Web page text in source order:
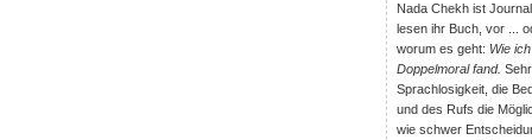
Nada Chekh ist
lesen ihr Buch, vor ...
worum es geht: Wie
Doppelmoral fand.
Sprachlosigkeit, die
und des Rufs die
wie schwer